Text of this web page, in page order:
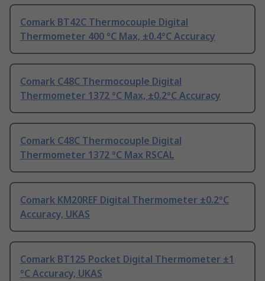
Comark BT42C Thermocouple Digital
Thermometer 400 °C Max, ±0.4°C Accuracy
Comark C48C Thermocouple Digital
Thermometer 1372 °C Max, ±0.2°C Accuracy
Comark C48C Thermocouple Digital
Thermometer 1372 °C Max RSCAL
Comark KM20REF Digital Thermometer ±0.2°C
Accuracy, UKAS
Comark BT125 Pocket Digital Thermometer ±1
°C Accuracy, UKAS